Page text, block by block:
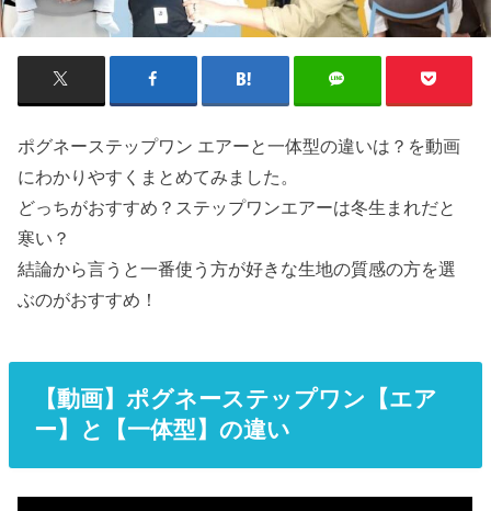
ポグネーステップワン エアーと一体型の違いは？を動画
にわかりやすくまとめてみました。
どっちがおすすめ？ステップワンエアーは冬生まれだと
寒い？
結論から言うと一番使う方が好きな生地の質感の方を選
ぶのがおすすめ！
【動画】ポグネーステップワン【エア
ー】と【一体型】の違い